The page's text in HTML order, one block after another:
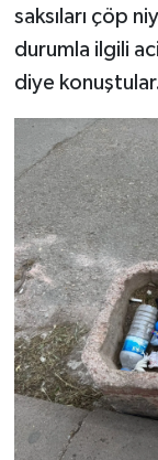
saksıları çöp
durumla ilgili
diye